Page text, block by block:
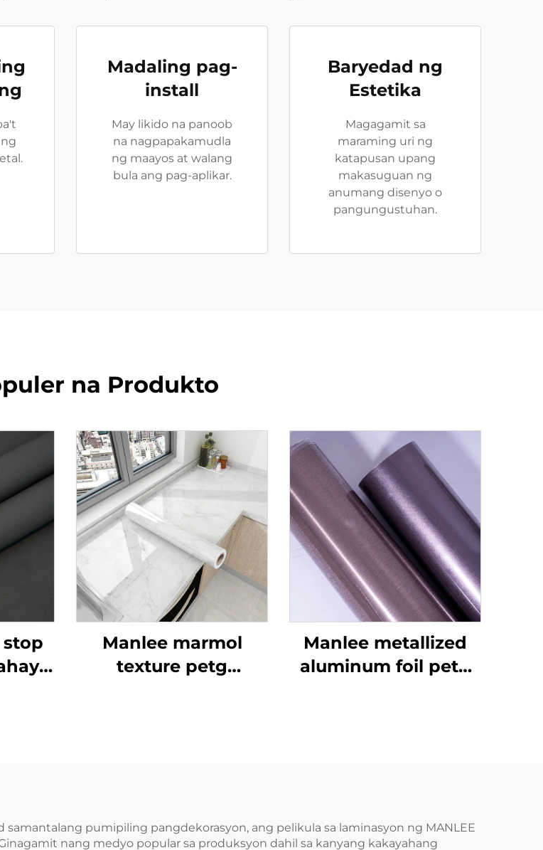
Madaling pag-
install
May likido na panoob
na nagpapakamudla
ng maayos at walang
bula ang pag-aplikar.
Baryedad ng
Estetika
Magagamit sa
maraming uri ng
katapusan upang
makasuguan ng
anumang disenyo o
pangungustuhan.
na Produkto
stop
Manlee marmol
texture petg
Manlee metallized
aluminum foil petg
pumipiling pangdekorasyon, ang pelikula sa laminasyon ng MANLEE
nang medyo popular sa produksyon dahil sa kanyang kakayahang